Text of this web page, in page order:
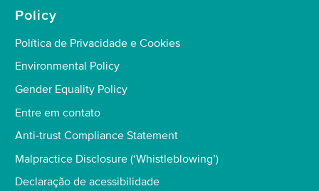
Clima
Impact Stories
Policy
Política de Privacidade e Cookies
Environmental Policy
Gender Equality Policy
Entre em contato
Anti-trust Compliance Statement
Malpractice Disclosure (‘Whistleblowing’)
Declaração de acessibilidade